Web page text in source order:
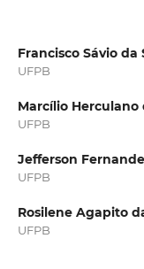
Francisco Sávio da
UFPB
Marcílio Herculano
UFPB
Jefferson
UFPB
Rosilene Agapito
UFPB